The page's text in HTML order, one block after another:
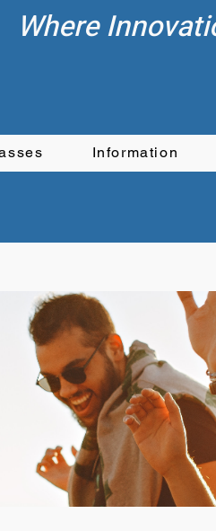
Where
Information